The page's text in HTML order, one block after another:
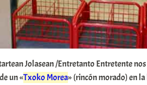
Jolasean /Entretanto Entretente
un «Txoko Morea» (rincón morado) en